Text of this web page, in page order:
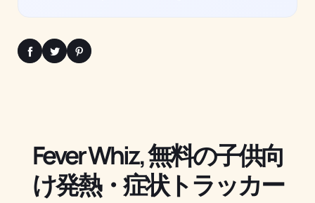
Fever Whiz, 無料の子供向
け発熱・症状トラッカー